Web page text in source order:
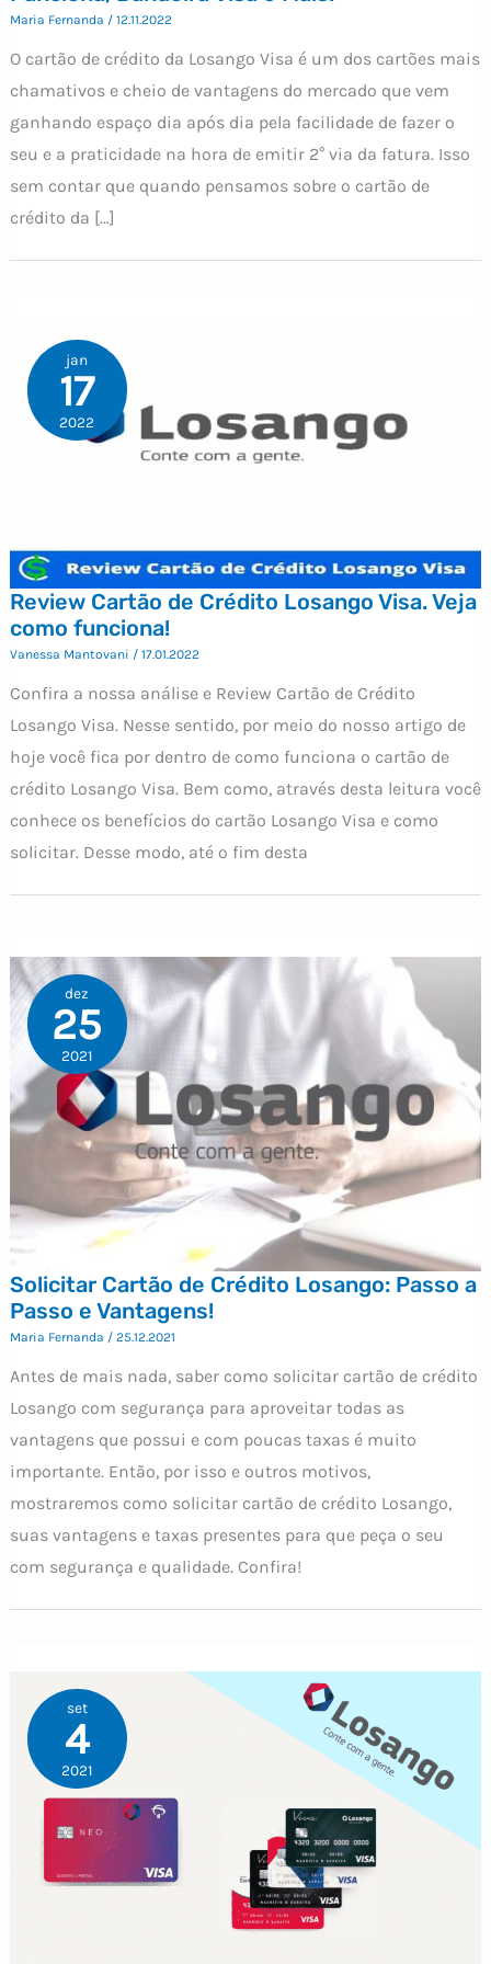
Maria Fernanda / 12.11.2022
O cartão de crédito da Losango Visa é um dos cartões mais
chamativos e cheio de vantagens do mercado que vem
ganhando espaço dia após dia pela facilidade de fazer o
seu e a praticidade na hora de emitir 2° via da fatura. Isso
sem contar que quando pensamos sobre o cartão de
crédito da […]
jan
17
2022
Review Cartão de Crédito Losango Visa. Veja
como funciona!
Vanessa Mantovani / 17.01.2022
Confira a nossa análise e Review Cartão de Crédito
Losango Visa. Nesse sentido, por meio do nosso artigo de
hoje você fica por dentro de como funciona o cartão de
crédito Losango Visa. Bem como, através desta leitura você
conhece os benefícios do cartão Losango Visa e como
solicitar. Desse modo, até o fim desta
dez
25
2021
Solicitar Cartão de Crédito Losango: Passo a
Passo e Vantagens!
Maria Fernanda / 25.12.2021
Antes de mais nada, saber como solicitar cartão de crédito
Losango com segurança para aproveitar todas as
vantagens que possui e com poucas taxas é muito
importante. Então, por isso e outros motivos,
mostraremos como solicitar cartão de crédito Losango,
suas vantagens e taxas presentes para que peça o seu
com segurança e qualidade. Confira!
set
4
2021